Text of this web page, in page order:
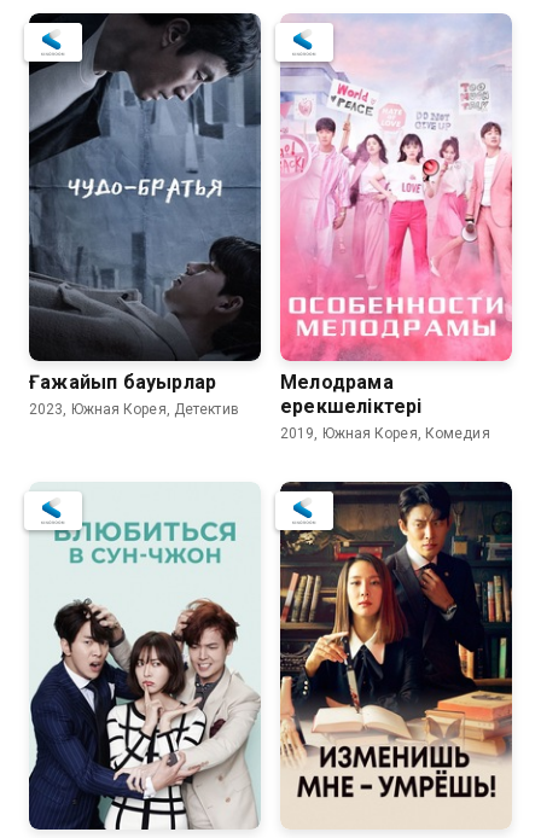
Ғажайып бауырлар
2023, Южная Корея, Детектив
Мелодрама
ерекшеліктері
2019, Южная Корея, Комедия
7.8 7.7 7.4 7.4